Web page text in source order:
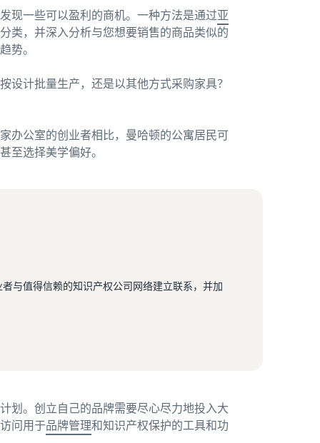
现一些可以盈利的商机。一种方法是通过亚
类，并深入分析与您想要销售的商品类似的
势。
设计批量生产，还是以其他方式采购家具？
办公室的创业者相比，曼哈顿的公寓居民可
至选择美学偏好。
与值得信赖的知识产权公司网络建立联系，并加
计划。创立自己的品牌需要尽心尽力地投入大
问用于品牌管理和知识产权保护的工具和功